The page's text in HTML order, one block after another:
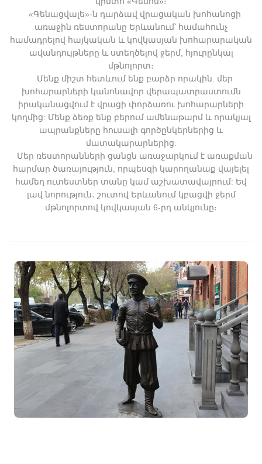
«Գենացվալե»-ն դարձավ վրացական խոհանոցի
առաջին ռեստորանը Երևանում՝ համահունչ
համադրելով հայկական և կովկասյան խոհարարական
ավանդույթները և ստեղծելով ջերմ, հյուրընկալ
մթնոլորտ։
Մենք միշտ հետևում ենք բարձր որակին. մեր
խոհարարների կանոնավոր վերապատրաստումն
իրականացվում է վրացի փորձառու խոհարարների
կողմից: Մենք ձեռք ենք բերում ամենաթարմ և որակյալ
ապրանքները հուսալի գործընկերներից և
մատակարարներից:
Մեր ռեստորանների ցանցն առաջարկում է առաքման
հարմար ծառայություն, որպեսզի կարողանաք վայելել
համեղ ուտեստներ տանը կամ աշխատավայրում: Եվ
լավ նորություն․ շուտով Երևանում կբացվի ջերմ
մթնոլորտով կովկասյան 6-րդ անկյունը։